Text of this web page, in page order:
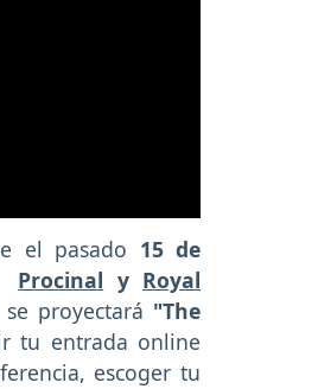
el pasado 15 de
Procinal y Royal
proyectará "The
tu entrada online
escoger tu